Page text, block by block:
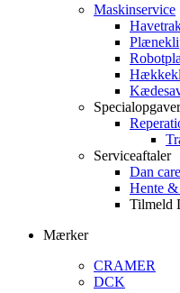
Maskinservice
Specialopgaver
Serviceaftaler
Dan
Hente &
Tilmeld
Mærker
CRAMER
DCK